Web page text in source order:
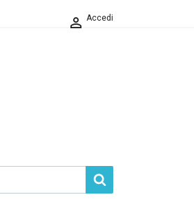
 Accedi